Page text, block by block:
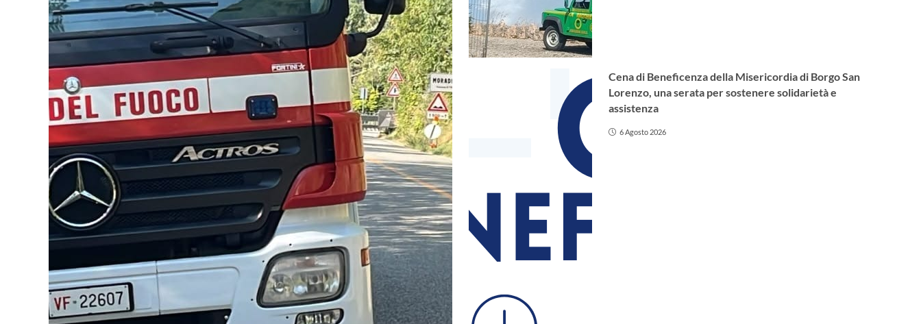
Cena di Beneficenza della Misericordia di Borgo San
Lorenzo, una serata per sostenere solidarietà e
assistenza
6 Agosto 2026